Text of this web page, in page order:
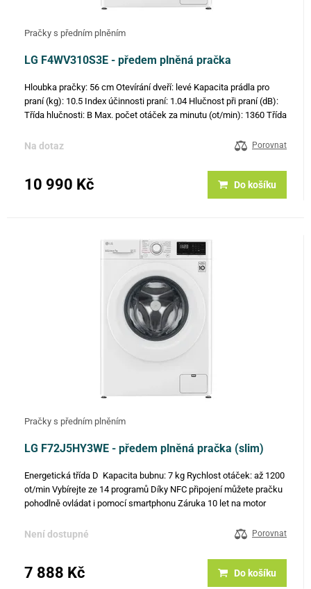
Pračky s předním plněním
LG F4WV310S3E - předem plněná pračka
Hloubka pračky: 56 cm Otevírání dveří: levé Kapacita prádla pro
praní (kg): 10.5 Index účinnosti praní: 1.04 Hlučnost při praní (dB):
Třída hlučnosti: B Max. počet otáček za minutu (ot/min): 1360 Třída
Na dotaz Porovnat
10 990 Kč Do košíku
Pračky s předním plněním
LG F72J5HY3WE - předem plněná pračka (slim)
Energetická třída D Kapacita bubnu: 7 kg Rychlost otáček: až 1200
ot/min Vybírejte ze 14 programů Díky NFC připojení můžete pračku
pohodlně ovládat i pomocí smartphonu Záruka 10 let na motor
Není dostupné Porovnat
7 888 Kč Do košíku